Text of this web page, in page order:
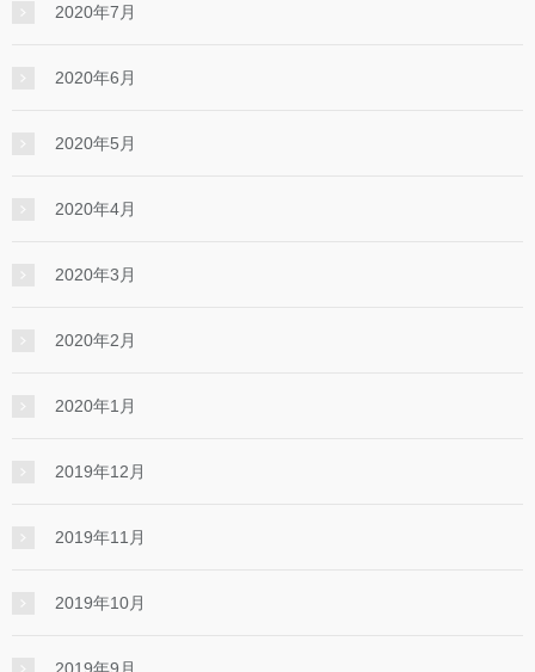
2020年7月
2020年6月
2020年5月
2020年4月
2020年3月
2020年2月
2020年1月
2019年12月
2019年11月
2019年10月
2019年9月